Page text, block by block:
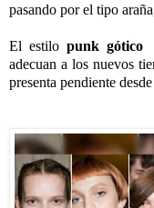
pasando por el tipo
El estilopunk gótico
adecuan a los nuevos
presenta pendiente